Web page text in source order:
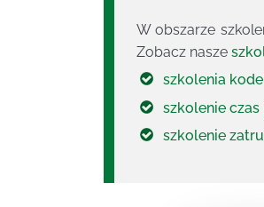
W obszarze
Zobacz nasze
szkolenia
szkolenie czas
szkolenie